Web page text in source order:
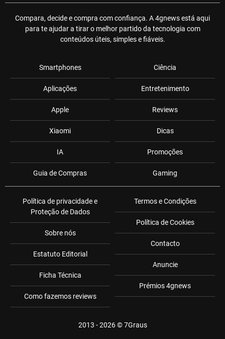
Compara, decide e compra com confiança. A 4gnews está aqui
para te ajudar a tirar o melhor partido da tecnologia com
conteúdos úteis, simples e fiáveis.
Smartphones
Aplicações
Apple
Xiaomi
IA
Guia de Compras
Ciência
Entretenimento
Reviews
Dicas
Promoções
Gaming
Política de privacidade e
Proteção de Dados
Sobre nós
Estatuto Editorial
Ficha Técnica
Como fazemos reviews
Termos e Condições
Política de Cookies
Contacto
Anuncie
Prémios 4gnews
2013 - 2026 ©7Graus